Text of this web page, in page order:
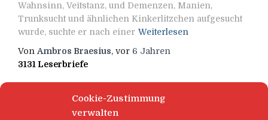
Cookie-Zustimmung
verwalten
Wahnsinn, Veitstanz, und Demenzen, Manien,
Trunksucht und ähnlichen Kinkerlitzchen aufgesucht
wurde, suchte er nach einer Weiterlesen
VonAmbros Braesius, vor 6 Jahren
3131 Leserbriefe